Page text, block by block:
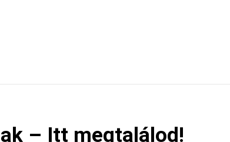
– Itt megtalálod!